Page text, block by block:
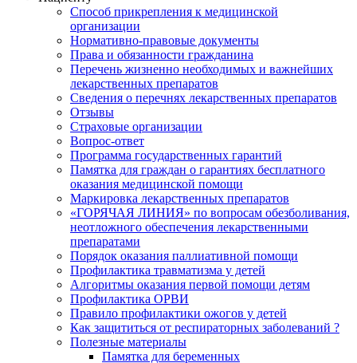
Способ прикрепления к медицинской
организации
Нормативно-правовые документы
Права и обязанности гражданина
Перечень жизненно необходимых и важнейших
лекарственных препаратов
Сведения о перечнях лекарственных препаратов
Отзывы
Страховые организации
Вопрос-ответ
Программа государственных гарантий
Памятка для граждан о гарантиях бесплатного
оказания медицинской помощи
Маркировка лекарственных препаратов
«ГОРЯЧАЯ ЛИНИЯ» по вопросам обезболивания,
неотложного обеспечения лекарственными
препаратами
Порядок оказания паллиативной помощи
Профилактика травматизма у детей
Алгоритмы оказания первой помощи детям
Профилактика ОРВИ
Правило профилактики ожогов у детей
Как защититься от респираторных заболеваний ?
Полезные материалы
Памятка для беременных